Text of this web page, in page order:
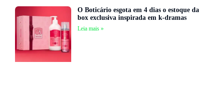
O Boticário esgota em 4 dias o estoque da
box exclusiva inspirada em k-dramas
Leia mais »